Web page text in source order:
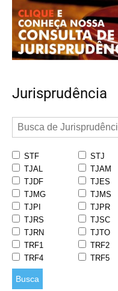
Jurisprudência
STF STJ
TJAL
TJAM
TJDF
TJES
TJMG
TJMS
TJPI
TJPR
TJRS
TJSC
TJRN
TJTO
TRF1
TRF2
TRF4
TRF5
Busca